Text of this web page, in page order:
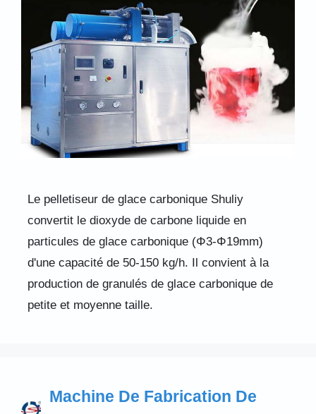
Le pelletiseur de glace carbonique Shuliy
convertit le dioxyde de carbone liquide en
particules de glace carbonique (Φ3-Φ19mm)
d'une capacité de 50-150 kg/h. Il convient à la
production de granulés de glace carbonique de
petite et moyenne taille.
Machine De Fabrication De